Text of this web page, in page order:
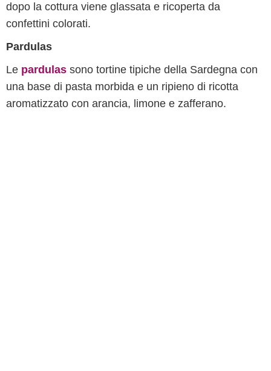
dopo la cottura viene glassata e ricoperta da
confettini colorati.
Pardulas
Le pardulas sono tortine tipiche della Sardegna con
una base di pasta morbida e un ripieno di ricotta
aromatizzato con arancia, limone e zafferano.